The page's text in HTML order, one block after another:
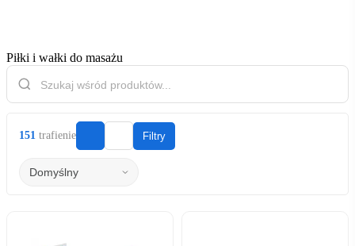
Piłki i wałki do masażu
151 trafienie Filtry